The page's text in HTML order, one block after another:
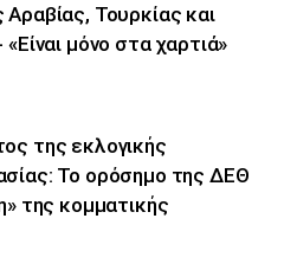
Αραβίας, Τουρκίας και
μόνο στα χαρτιά»
της εκλογικής
Το ορόσημο της ΔΕΘ
της κομματικής